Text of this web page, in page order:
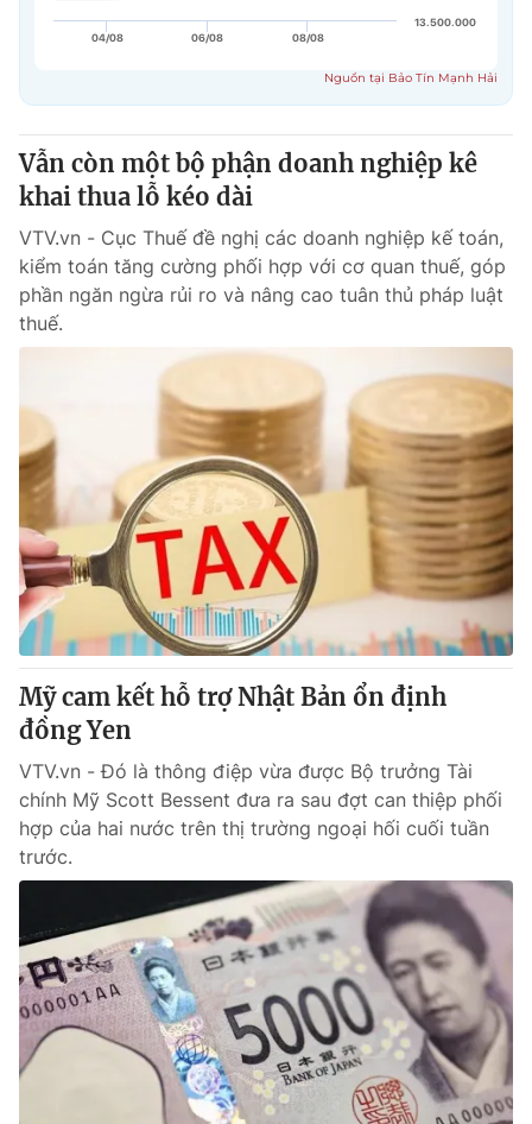
Vẫn còn một bộ phận doanh nghiệp kê
khai thua lỗ kéo dài
VTV.vn - Cục Thuế đề nghị các doanh nghiệp kế toán,
kiểm toán tăng cường phối hợp với cơ quan thuế, góp
phần ngăn ngừa rủi ro và nâng cao tuân thủ pháp luật
thuế.
Mỹ cam kết hỗ trợ Nhật Bản ổn định
đồng Yen
VTV.vn - Đó là thông điệp vừa được Bộ trưởng Tài
chính Mỹ Scott Bessent đưa ra sau đợt can thiệp phối
hợp của hai nước trên thị trường ngoại hối cuối tuần
trước.